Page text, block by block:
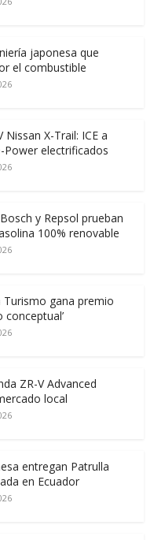
japonesa que
el combustible
Nissan X-Trail: ICE a
electrificados
y Repsol prueban
100% renovable
Turismo gana premio
conceptual’
ZR-V Advanced
local
entregan Patrulla
en Ecuador